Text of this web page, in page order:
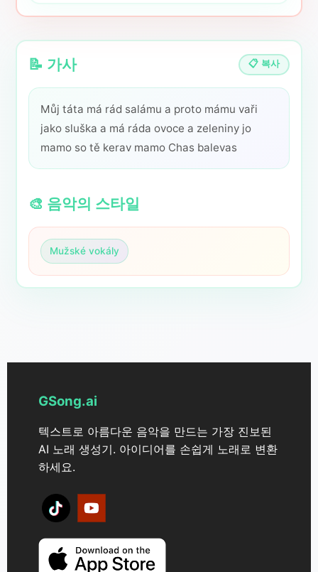
📝 가사 📋 복사
Můj táta má rád salámu a proto mámu vaři
jako sluška a má ráda ovoce a zeleniny jo
mamo so tě kerav mamo Chas balevas
🎨 음악의 스타일
Mužské vokály
GSong.ai
텍스트로 아름다운 음악을 만드는 가장 진보된
AI 노래 생성기. 아이디어를 손쉽게 노래로 변환
하세요.